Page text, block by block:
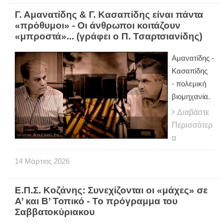
Γ. Αμανατίδης & Γ. Κασαπίδης είναι πάντα
«πρόθυμοι» - Οι άνθρωποι κοιτάζουν
«μπροστά»... (γράφει ο Π. Τσαρτσιανίδης)
Αμανατίδης -
Κασαπίδης
- πολεμική
βιομηχανία.
Διαβάστε
Περισσότερ
α
14 Μάρτιος 2026
Ε.Π.Σ. Κοζάνης: Συνεχίζονται οι «μάχες» σε
Α’ και Β’ Τοπικό - Το πρόγραμμα του
Σαββατοκύριακου